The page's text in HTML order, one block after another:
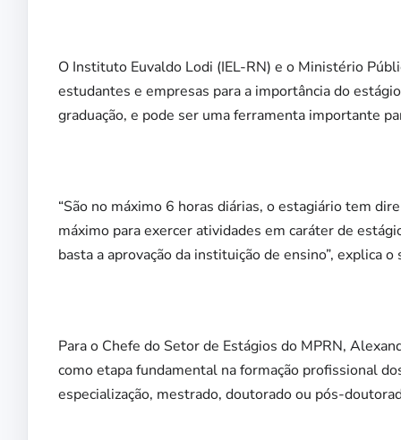
O Instituto Euvaldo Lodi (IEL-RN) e o Ministério
estudantes e empresas para a importância do
graduação, e pode ser uma ferramenta importante
“São no máximo 6 horas diárias, o estagiário tem
máximo para exercer atividades em caráter de
basta a aprovação da instituição de ensino”, explica
Para o Chefe do Setor de Estágios do MPRN,
como etapa fundamental na formação profissional
especialização, mestrado, doutorado ou pós-